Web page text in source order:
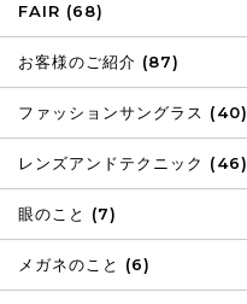
FAIR (68)
お客様のご紹介 (87)
ファッションサングラス (40)
レンズアンドテクニック (46)
眼のこと (7)
メガネのこと (6)